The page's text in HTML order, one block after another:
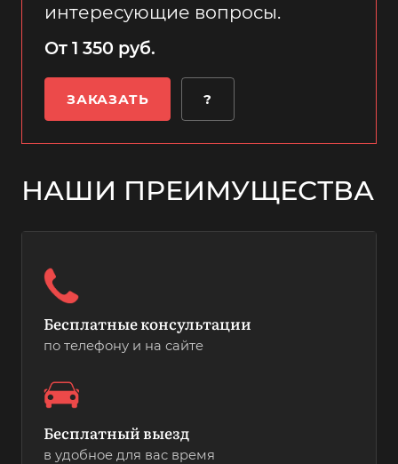
интересующие вопросы.
От 1 350 руб.
ЗАКАЗАТЬ ?
НАШИ ПРЕИМУЩЕСТВА
Бесплатные консультации
по телефону и на сайте
Бесплатный выезд
в удобное для вас время